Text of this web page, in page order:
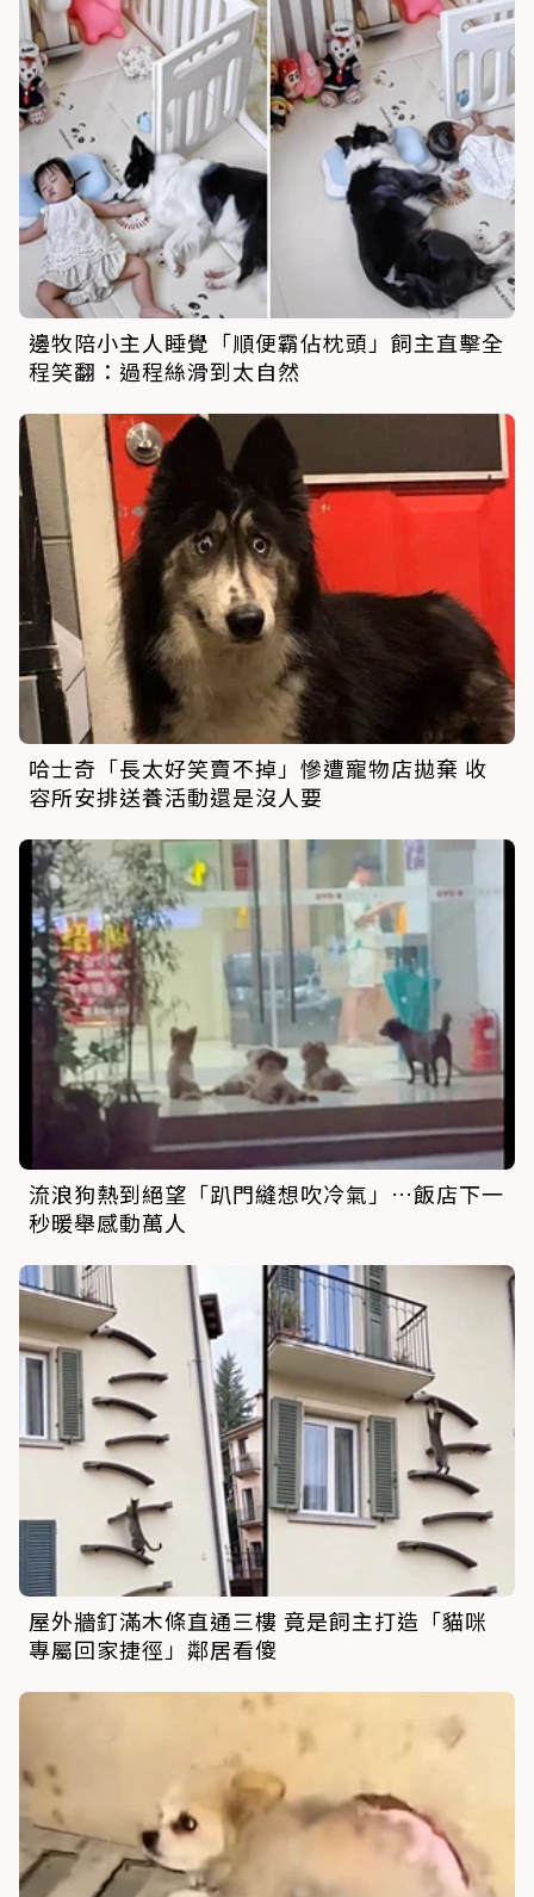
邊牧陪小主人睡覺「順便霸佔枕頭」飼主直擊全
程笑翻：過程絲滑到太自然
哈士奇「長太好笑賣不掉」慘遭寵物店拋棄 收
容所安排送養活動還是沒人要
流浪狗熱到絕望「趴門縫想吹冷氣」…飯店下一
秒暖舉感動萬人
屋外牆釘滿木條直通三樓 竟是飼主打造「貓咪
專屬回家捷徑」鄰居看傻